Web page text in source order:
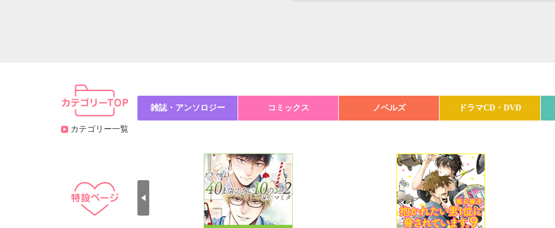
カテゴリー一覧
雑誌・アンソロジー コミックス ノベルズ ドラマCD・DVD